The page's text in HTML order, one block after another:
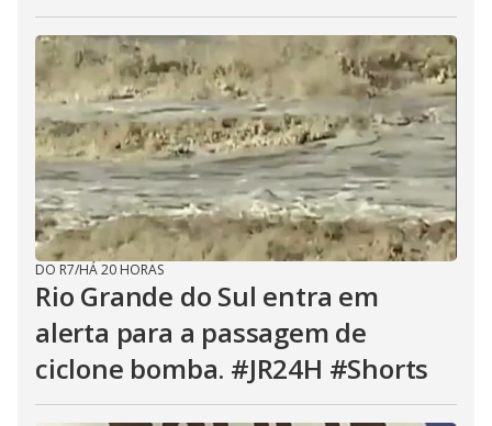
DO R7/HÁ 20 HORAS
Rio Grande do Sul entra em
alerta para a passagem de
ciclone bomba. #JR24H #Shorts